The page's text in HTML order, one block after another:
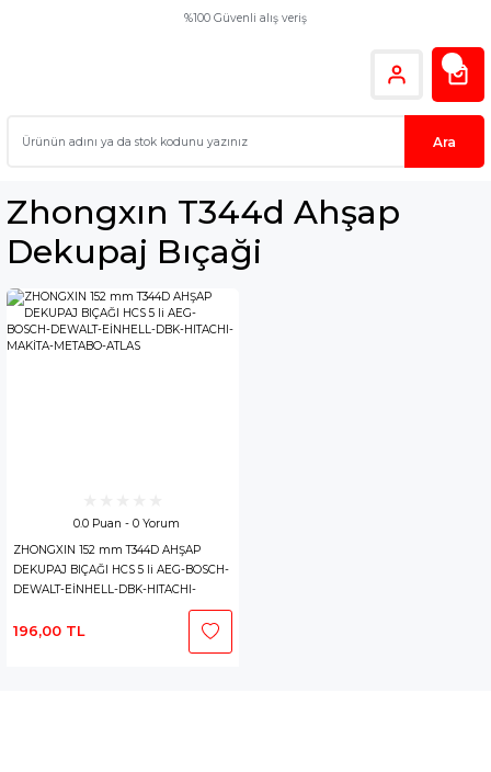
%100 Güvenli alış veriş
Ara
Zhongxın T344d Ahşap
Dekupaj Bıçaği
0.0 Puan - 0 Yorum
ZHONGXIN 152 mm T344D AHŞAP
DEKUPAJ BIÇAĞI HCS 5 li AEG-BOSCH-
DEWALT-EİNHELL-DBK-HITACHI-
196,00 TL